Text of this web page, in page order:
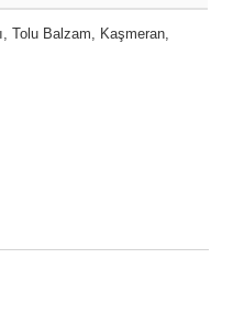
Tolu Balzam, Kaşmeran,